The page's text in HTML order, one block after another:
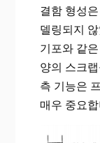
결함 형성
델링되지
기포와 같
양의 스크
측 기능은
매우 중요